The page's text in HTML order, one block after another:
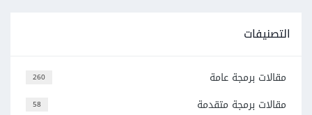
التصنيفات
260 مقالات برمجة عامة
58 مقالات برمجة متقدمة